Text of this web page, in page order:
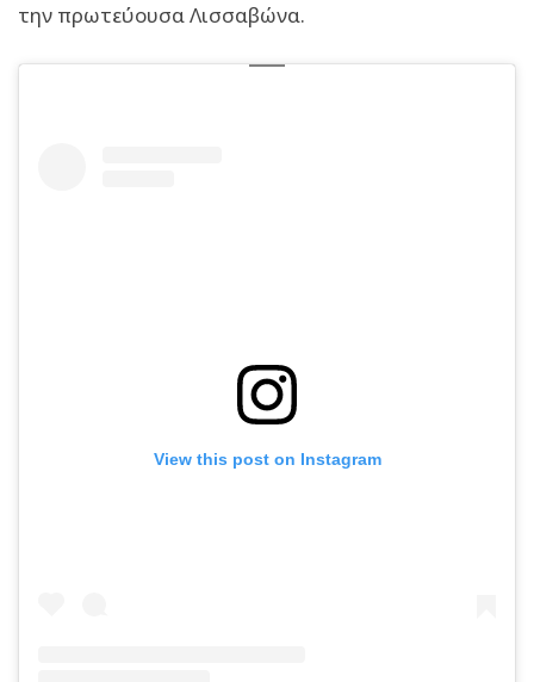
την πρωτεύουσα Λισσαβώνα.
View this post on Instagram